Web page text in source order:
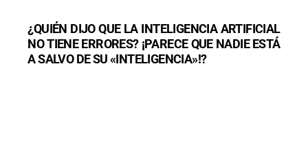
¿QUIÉN DIJO QUE LA INTELIGENCIA ARTIFICIAL
NO TIENE ERRORES? ¡PARECE QUE NADIE ESTÁ
A SALVO DE SU «INTELIGENCIA»!?